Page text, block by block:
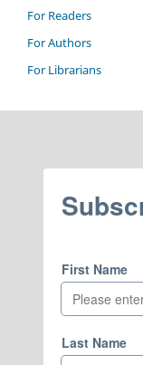
For Readers
For Authors
For Librarians